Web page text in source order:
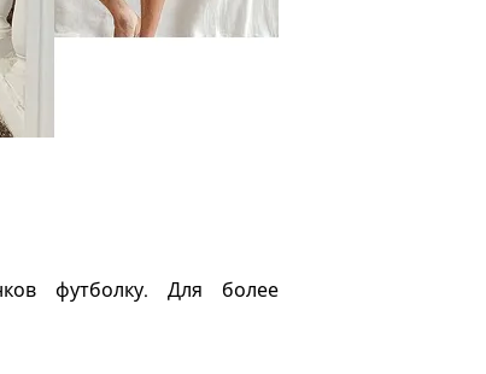
футболку. Для более